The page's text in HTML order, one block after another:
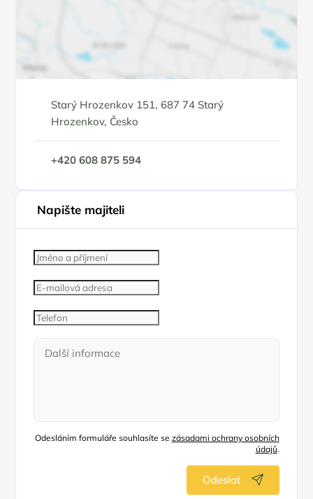
Starý Hrozenkov 151, 687 74 Starý
Hrozenkov, Česko
+420 608 875 594
Napište majiteli
Odesláním formuláře souhlasíte se zásadami ochrany osobních
údajů.
Odeslat